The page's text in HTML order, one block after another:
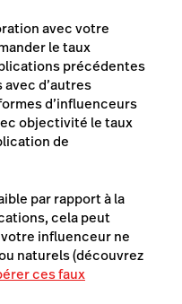
avec votre
le taux
précédentes
d’autres
d’influenceurs
objectivité le taux
de
par rapport à la
cela peut
influenceur ne
naturels (découvrez
ces faux